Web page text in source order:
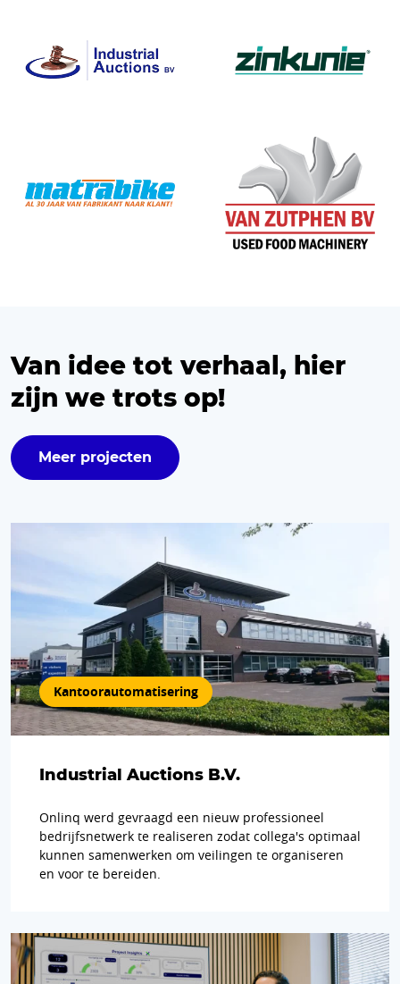
Van idee tot verhaal, hier
zijn we trots op!
Meer projecten
Kantoor­automatisering
Industrial Auctions B.V.
Onlinq werd gevraagd een nieuw professioneel
bedrijfsnetwerk te realiseren zodat collega's optimaal
kunnen samenwerken om veilingen te organiseren
en voor te bereiden.